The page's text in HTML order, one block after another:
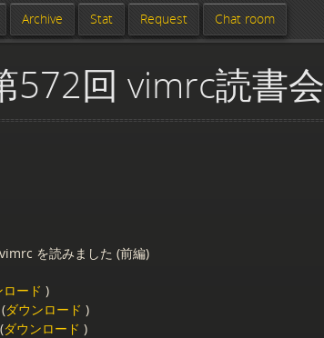
Archive Stat Request Chat room
572回 vimrc読書会
を読みました (前編)
ロード )
(ダウンロード )
(ダウンロード )